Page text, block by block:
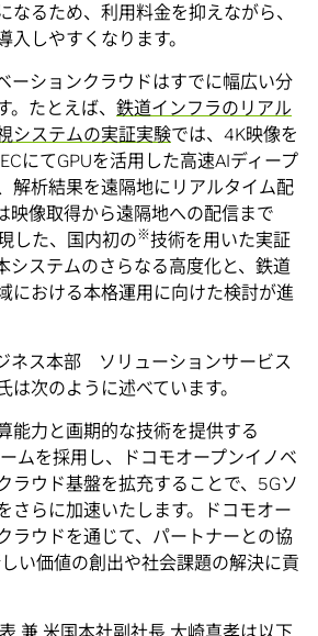
なるため、利用料金を抑えながら、
入しやすくなります。
ーションクラウドはすでに幅広い分
たとえば、 鉄道インフラのリアル
システムの実証実験では、4K映像を
にてGPUを活用した高速AIディープ
解析結果を遠隔地にリアルタイム配
映像取得から遠隔地への配信まで
した、国内初の※技術を用いた実証
システムのさらなる高度化と、鉄道
における本格運用に向けた検討が進
ネス本部 ソリューションサービス
次のように述べています。
能力と画期的な技術を提供する
ムを採用し、ドコモオープンイノベ
ラウド基盤を拡充することで、5Gソ
さらに加速いたします。ドコモオー
ラウドを通じて、パートナーとの協
い価値の創出や社会課題の解決に貢